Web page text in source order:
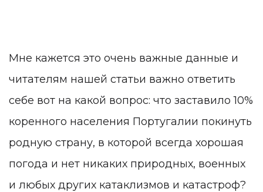
Мне кажется это очень важные данные и
читателям нашей статьи важно ответить
себе вот на какой вопрос: что заставило 10%
коренного населения Португалии покинуть
родную страну, в которой всегда хорошая
погода и нет никаких природных, военных
и любых других катаклизмов и катастроф?